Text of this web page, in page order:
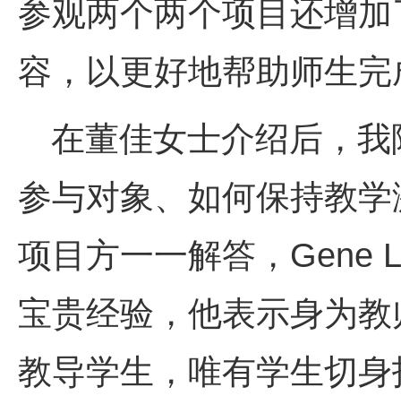
参观两个两个项目还增
容，以更好地帮助师生
在董佳女士介绍后，
参与对象、如何保持教
项目方一一解答， Gene
宝贵经验，他表示身为
教导学生，唯有学生切